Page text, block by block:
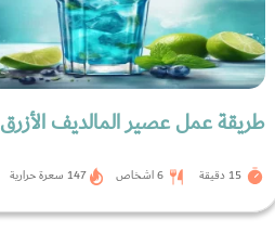
طريقة عمل عصير المالديف الأزرق
15 دقيقة 6 اشخاص 147 سعرة حرارية